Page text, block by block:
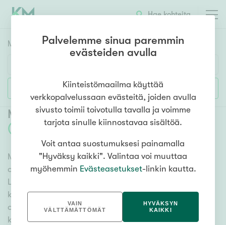
Hae kohteita
Myyntikohteet
Huoneluku
1h 2h 3h 4h 5h+
Asuntotyyppi
Kerros-/luhtitalo
Rivitalo/paritalo
Omakoti-/erillistalo
Maa- tai metsätila
Lisää hakuehtoja
Myytävät rivitalot ja paritalot Kouvola
(
Meiltä löydät myytävät rivitalot ja paritalot Kouvola,
olitpa etsimässä suurempaa tai pienempää asuntoa.
Lukuisat asuntovaihtoehdot ja erittäin kattava
kiinteistönvälittäjien verkosto varmistavat, että meillä
on hyvä paikallinen osaaminen ja tieto. Katso alta
kaikki myytävät rivitalot ja paritalot Kouvola tai
Palvelemme sinua paremmin
evästeiden avulla
Kiinteistömaailma käyttää
verkkopalvelussaan evästeitä, joiden avulla
sivusto toimii toivotulla tavalla ja voimme
tarjota sinulle kiinnostavaa sisältöä.
Voit antaa suostumuksesi painamalla
"Hyväksy kaikki". Valintaa voi muuttaa
myöhemmin Evästeasetukset-linkin kautta.
VAIN
VÄLTTÄMÄTTÖMÄT
HYVÄKSYN
KAIKKI